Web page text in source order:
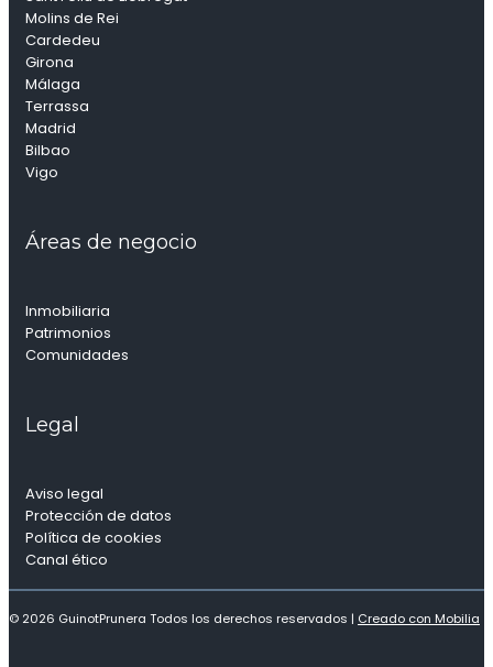
Molins de Rei
Cardedeu
Girona
Málaga
Terrassa
Madrid
Bilbao
Vigo
Áreas de negocio
Inmobiliaria
Patrimonios
Comunidades
Legal
Aviso legal
Protección de datos
Política de cookies
Canal ético
© 2026 GuinotPrunera Todos los derechos reservados | Creado con Mobilia